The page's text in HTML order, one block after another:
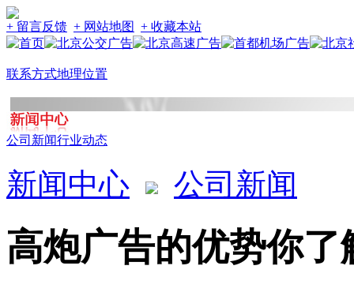
+ 留言反馈 + 网站地图 + 收藏本站
联系方式地理位置
公司新闻行业动态
新闻中心 公司新闻
高炮广告的优势你了